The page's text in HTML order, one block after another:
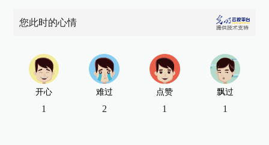
您此时的心情
开心
1
难过
2
点赞
1
飘过
1